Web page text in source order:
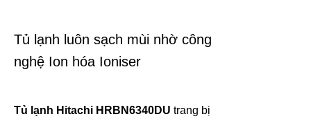
Tủ lạnh luôn sạch mùi nhờ công
nghệ Ion hóa Ioniser
Tủ lạnh Hitachi HRBN6340DU trang bị